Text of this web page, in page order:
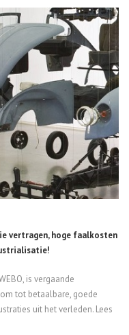
vertragen, hoge faalkosten
is vergaande
tot betaalbare, goede
uit het verleden. Lees